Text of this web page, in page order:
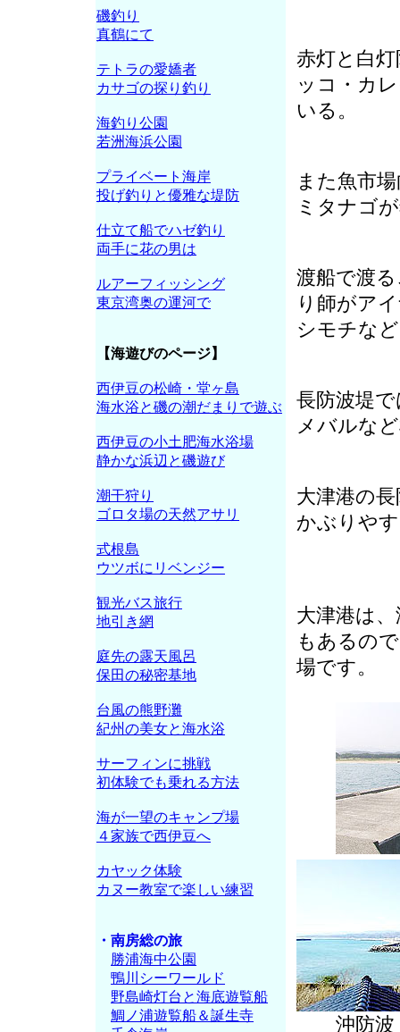
赤灯と白
ッコ・カ
いる。
また魚市
ミタナゴ
渡船で渡
り師がア
シモチな
長防波堤
メバルな
大津港の
かぶりや
大津港は
もあるの
場です。
沖防波
磯釣り
真鶴にて
テトラの愛嬌者
カサゴの探り釣り
海釣り公園
若洲海浜公園
プライベート海岸
投げ釣りと優雅な堤防
仕立て船でハゼ釣り
両手に花の男は
ルアーフィッシング
東京湾奥の運河で
【海遊びのページ】
西伊豆の松崎・堂ヶ島
海水浴と磯の潮だまりで遊ぶ
西伊豆の小土肥海水浴場
静かな浜辺と磯遊び
潮干狩り
ゴロタ場の天然アサリ
式根島
ウツボにリベンジー
観光バス旅行
地引き網
庭先の露天風呂
保田の秘密基地
台風の熊野灘
紀州の美女と海水浴
サーフィンに挑戦
初体験でも乗れる方法
海が一望のキャンプ場
４家族で西伊豆へ
カヤック体験
カヌー教室で楽しい練習
・南房総の旅
勝浦海中公園
鴨川シーワールド
野島崎灯台と海底遊覧船
鯛ノ浦遊覧船＆誕生寺